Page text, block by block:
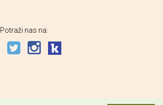
Potraži nas na: